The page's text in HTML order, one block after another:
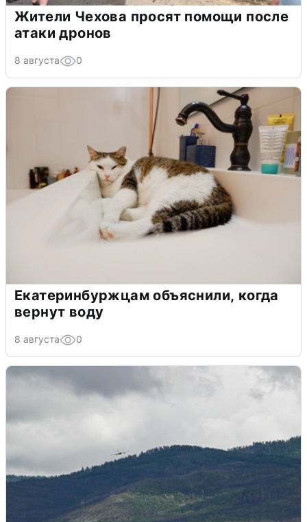
Жители Чехова просят помощи после
атаки дронов
8 августа 0
Екатеринбуржцам объяснили, когда
вернут воду
8 августа 0